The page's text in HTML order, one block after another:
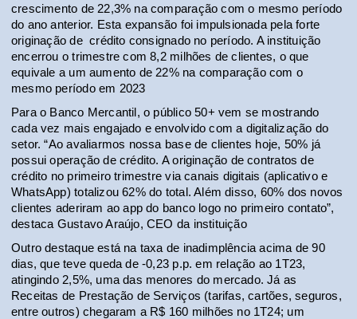
crescimento de 22,3% na comparação com o mesmo período
do ano anterior. Esta expansão foi impulsionada pela forte
originação de  crédito consignado no período. A instituição
encerrou o trimestre com 8,2 milhões de clientes, o que
equivale a um aumento de 22% na comparação com o
mesmo período em 2023
Para o Banco Mercantil, o público 50+ vem se mostrando
cada vez mais engajado e envolvido com a digitalização do
setor. “Ao avaliarmos nossa base de clientes hoje, 50% já
possui operação de crédito. A originação de contratos de
crédito no primeiro trimestre via canais digitais (aplicativo e
WhatsApp) totalizou 62% do total. Além disso, 60% dos novos
clientes aderiram ao app do banco logo no primeiro contato”,
destaca Gustavo Araújo, CEO da instituição
Outro destaque está na taxa de inadimplência acima de 90
dias, que teve queda de -0,23 p.p. em relação ao 1T23,
atingindo 2,5%, uma das menores do mercado. Já as
Receitas de Prestação de Serviços (tarifas, cartões, seguros,
entre outros) chegaram a R$ 160 milhões no 1T24; um